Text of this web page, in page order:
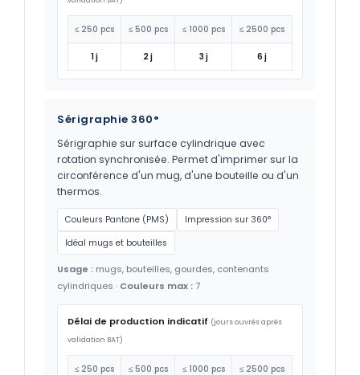
≤ 250 pcs ≤ 500 pcs ≤ 1000 pcs ≤ 2500 pcs
1 j 2 j 3 j 6 j
Sérigraphie 360°
Sérigraphie sur surface cylindrique avec
rotation synchronisée. Permet d'imprimer sur la
circonférence d'un mug, d'une bouteille ou d'un
thermos.
Couleurs Pantone (PMS)
Impression sur 360°
Idéal mugs et bouteilles
Usage : mugs, bouteilles, gourdes, contenants
cylindriques · Couleurs max :7
Délai de production indicatif (jours ouvrés après
validation BAT)
≤ 250 pcs ≤ 500 pcs ≤ 1000 pcs ≤ 2500 pcs